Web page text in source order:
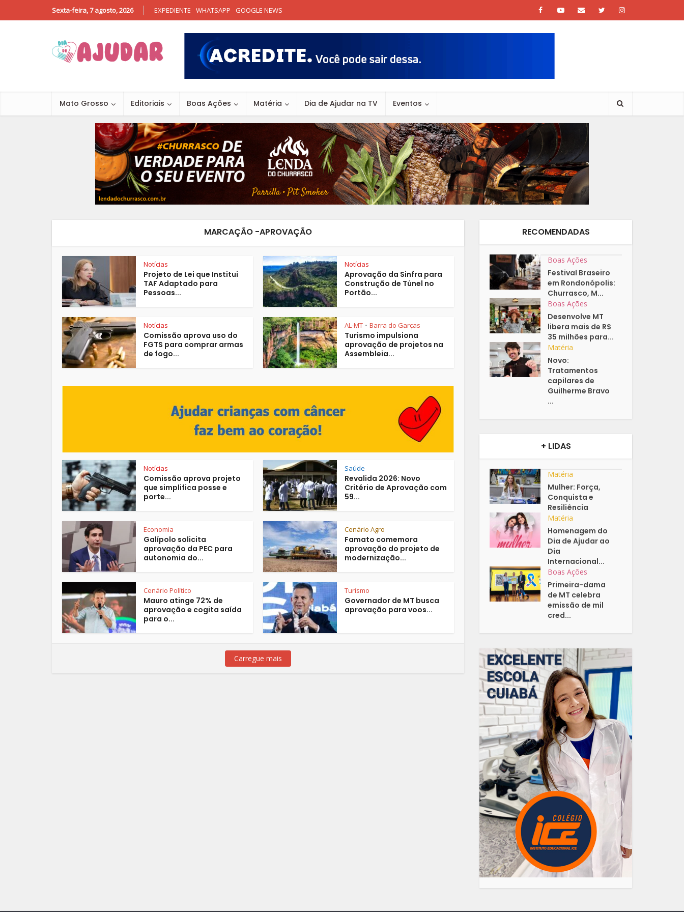
Sexta-feira, 7 agosto, 2026 EXPEDIENTE WHATSAPP GOOGLE NEWS
Mato Grosso Editoriais Boas Ações Matéria Dia de Ajudar na TV Eventos
MARCAÇÃO -APROVAÇÃO
Notícias
Projeto de Lei que Institui
TAF Adaptado para
Pessoas...
Notícias
Aprovação da Sinfra para
Construção de Túnel no
Portão...
Notícias
Comissão aprova uso do
FGTS para comprar armas
de fogo...
AL-MT • Barra do Garças
Turismo impulsiona
aprovação de projetos na
Assembleia...
Notícias
Comissão aprova projeto
que simplifica posse e
porte...
Saúde
Revalida 2026: Novo
Critério de Aprovação com
59...
Economia
Galípolo solicita
aprovação da PEC para
autonomia do...
Cenário Agro
Famato comemora
aprovação do projeto de
modernização...
Cenário Político
Mauro atinge 72% de
aprovação e cogita saída
para o...
Turismo
Governador de MT busca
aprovação para voos...
Carregue mais
RECOMENDADAS
Boas Ações
Festival Braseiro
em Rondonópolis:
Churrasco, M...
Boas Ações
Desenvolve MT
libera mais de R$
35 milhões para...
Matéria
Novo:
Tratamentos
capilares de
Guilherme Bravo
...
+ LIDAS
Matéria
Mulher: Força,
Conquista e
Resiliência
Matéria
Homenagem do
Dia de Ajudar ao
Dia
Internacional...
Boas Ações
Primeira-dama
de MT celebra
emissão de mil
cred...